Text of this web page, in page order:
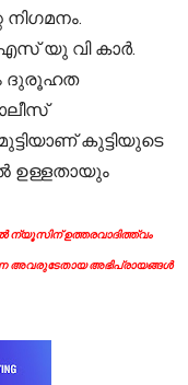
നിഗമനം.
യു വി കാർ.
ദുരൂഹത
കുട്ടിയുടെ
ഉള്ളതായും
ന്യൂസിന് ഉത്തരവാദിത്ത്വം
അവരുടേതായ അഭിപ്രായങ്ങൾ